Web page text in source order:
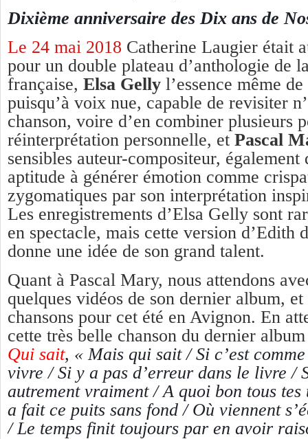
Dixième anniversaire des Dix ans de
Le 24 mai 2018 Catherine Laugier était
pour un double plateau d’anthologie de
française, Elsa Gelly l’essence même
puisqu’à voix nue, capable de revisiter
chanson, voire d’en combiner plusieurs
réinterprétation personnelle, et Pascal
sensibles auteur-compositeur, également
aptitude à générer émotion comme
zygomatiques par son interprétation
Les enregistrements d’Elsa Gelly sont
en spectacle, mais cette version d’Edith
donne une idée de son grand talent.
Quant à Pascal Mary, nous attendons
quelques vidéos de son dernier album,
chansons pour cet été en Avignon. En
cette très belle chanson du dernier album
Qui sait, « Mais qui sait / Si c’est
vivre / Si y a pas d’erreur dans le livre /
autrement vraiment / A quoi bon tous tes
a fait ce puits sans fond / Où viennent
/ Le temps finit toujours par en avoir